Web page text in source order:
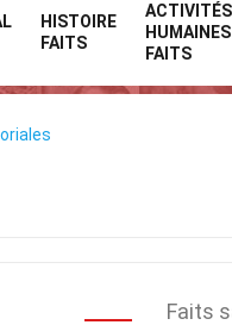
HISTOIRE
FAITS
ACTIVITÉS
HUMAINES
FAITS
Faits